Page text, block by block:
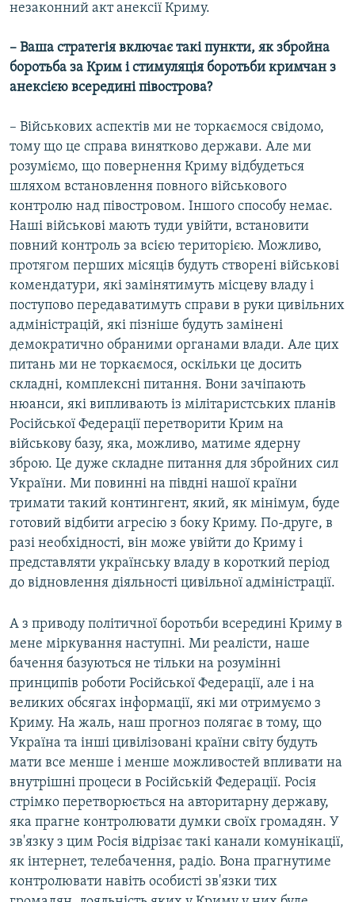
незаконний акт анексії Криму.
– Ваша стратегія включає такі пункти, як збройна
боротьба за Крим і стимуляція боротьби кримчан з
анексією всередині півострова?
– Військових аспектів ми не торкаємося свідомо,
тому що це справа винятково держави. Але ми
розуміємо, що повернення Криму відбудеться
шляхом встановлення повного військового
контролю над півостровом. Іншого способу немає.
Наші військові мають туди увійти, встановити
повний контроль за всією територією. Можливо,
протягом перших місяців будуть створені військові
комендатури, які замінятимуть місцеву владу і
поступово передаватимуть справи в руки цивільних
адміністрацій, які пізніше будуть замінені
демократично обраними органами влади. Але цих
питань ми не торкаємося, оскільки це досить
складні, комплексні питання. Вони зачіпають
нюанси, які випливають із мілітаристських планів
Російської Федерації перетворити Крим на
військову базу, яка, можливо, матиме ядерну
зброю. Це дуже складне питання для збройних сил
України. Ми повинні на півдні нашої країни
тримати такий контингент, який, як мінімум, буде
готовий відбити агресію з боку Криму. По-друге, в
разі необхідності, він може увійти до Криму і
представляти українську владу в короткий період
до відновлення діяльності цивільної адміністрації.
А з приводу політичної боротьби всередині Криму в
мене міркування наступні. Ми реалісти, наше
бачення базуються не тільки на розумінні
принципів роботи Російської Федерації, але і на
великих обсягах інформації, які ми отримуємо з
Криму. На жаль, наш прогноз полягає в тому, що
Україна та інші цивілізовані країни світу будуть
мати все менше і менше можливостей впливати на
внутрішні процеси в Російській Федерації. Росія
стрімко перетворюється на авторитарну державу,
яка прагне контролювати думки своїх громадян. У
зв'язку з цим Росія відрізає такі канали комунікації,
як інтернет, телебачення, радіо. Вона прагнутиме
контролювати навіть особисті зв'язки тих